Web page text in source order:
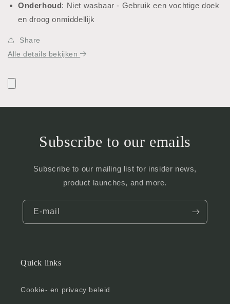
Onderhoud: Niet wasbaar - Gebruik een vochtige doek
en droog onmiddellijk
Share
Alle details bekijken
Subscribe to our emails
Subscribe to our mailing list for insider news,
product launches, and more.
E‑mail
Quick links
Cookie- en privacy beleid